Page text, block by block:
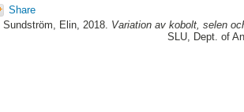
Share
Sundström, Elin, 2018. Variation av kobolt, selen
SLU, Dept. of